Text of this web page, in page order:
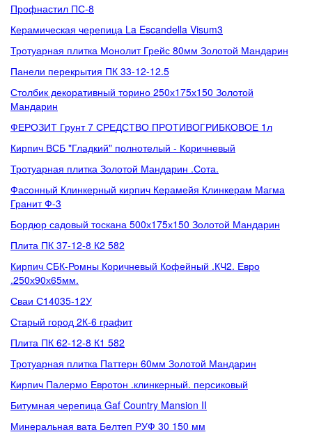
Профнастил ПС-8
Керамическая черепица La Escandella Visum3
Тротуарная плитка Монолит Грейс 80мм Золотой Мандарин
Панели перекрытия ПК 33-12-12.5
Столбик декоративный торино 250х175х150 Золотой
Мандарин
ФЕРОЗИТ Грунт 7 СРЕДСТВО ПРОТИВОГРИБКОВОЕ 1л
Кирпич ВСБ "Гладкий" полнотелый - Коричневый
Тротуарная плитка Золотой Мандарин .Сота.
Фасонный Клинкерный кирпич Керамейя Клинкерам Магма
Гранит Ф-3
Бордюр садовый тоскана 500х175х150 Золотой Мандарин
Плита ПК 37-12-8 К2 582
Кирпич СБК-Ромны Коричневый Кофейный .КЧ2. Евро
.250х90х65мм.
Сваи С14035-12У
Старый город 2К-6 графит
Плита ПК 62-12-8 К1 582
Тротуарная плитка Паттерн 60мм Золотой Мандарин
Кирпич Палермо Евротон .клинкерный. персиковый
Битумная черепица Gaf Country Mansion II
Минеральная вата Белтеп РУФ 30 150 мм